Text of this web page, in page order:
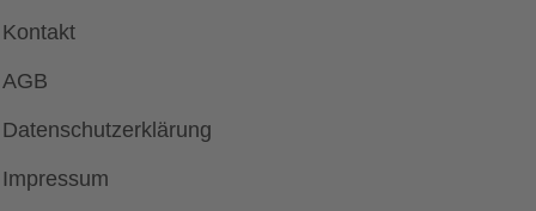
Kontakt
AGB
Datenschutzerklärung
Impressum